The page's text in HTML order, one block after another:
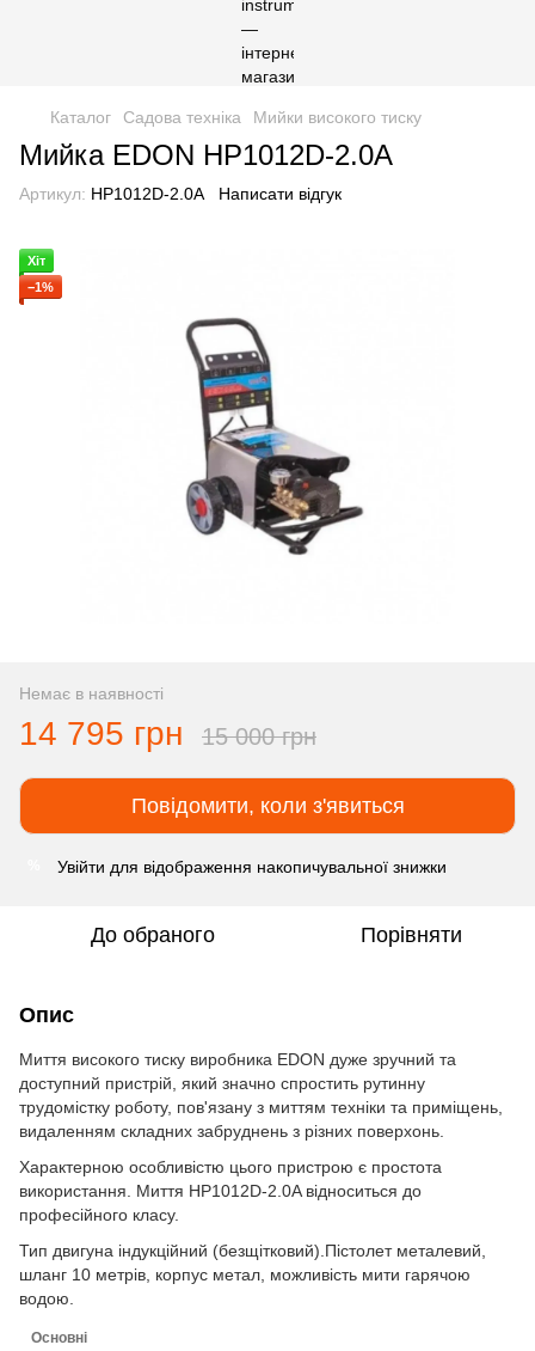
Каталог Садова техніка Мийки високого тиску
Мийка EDON HP1012D-2.0A
Артикул: HP1012D-2.0A Написати відгук
Хіт
−1%
Немає в наявності
14 795 грн 15 000 грн
Повідомити, коли з'явиться
Увійти для відображення накопичувальної знижки
До обраного Порівняти
Опис
Миття високого тиску виробника EDON дуже зручний та
доступний пристрій, який значно спростить рутинну
трудомістку роботу, пов'язану з миттям техніки та приміщень,
видаленням складних забруднень з різних поверхонь.
Характерною особливістю цього пристрою є простота
використання. Миття HP1012D-2.0A відноситься до
професійного класу.
Тип двигуна індукційний (безщітковий).Пістолет металевий,
шланг 10 метрів, корпус метал, можливість мити гарячою
водою.
Основні